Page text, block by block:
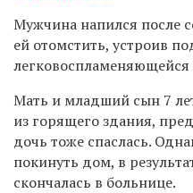
Мужчина напился после
ей отомстить, устроив
Мать и младший сын 7
из горящего здания,
дочь тоже спаслась.
покинуть дом, в
скончалась в больнице.